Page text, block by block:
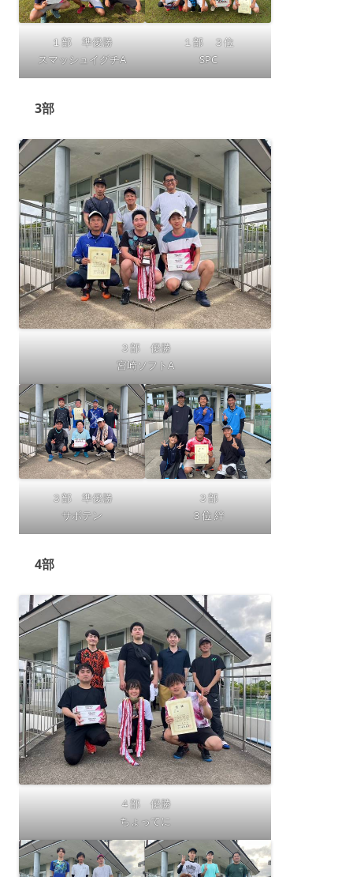
１部 準優勝
スマッシュイグチA
１部 ３位
SPC
3部
３部 優勝
宮崎ソフトA
３部 準優勝
サボテン
３部
３位 絆
4部
４部 優勝
ちょってに